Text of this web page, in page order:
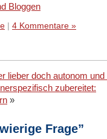
Bloggen
4 Kommentare »
lieber doch autonom
zubereitet:
»
Frage”